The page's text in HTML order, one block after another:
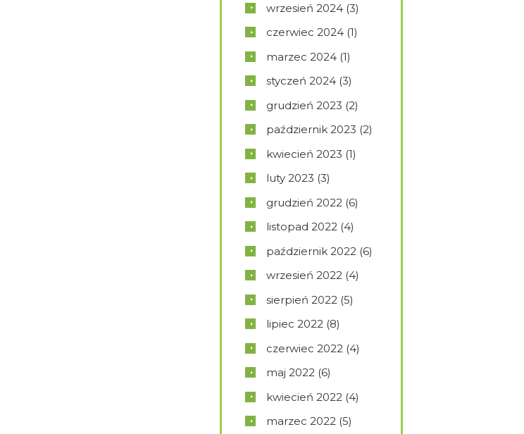
wrzesień 2024 (3)
czerwiec 2024 (1)
marzec 2024 (1)
styczeń 2024 (3)
grudzień 2023 (2)
październik 2023 (2)
kwiecień 2023 (1)
luty 2023 (3)
grudzień 2022 (6)
listopad 2022 (4)
październik 2022 (6)
wrzesień 2022 (4)
sierpień 2022 (5)
lipiec 2022 (8)
czerwiec 2022 (4)
maj 2022 (6)
kwiecień 2022 (4)
marzec 2022 (5)